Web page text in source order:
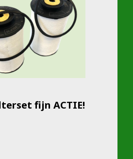
fijn ACTIE!